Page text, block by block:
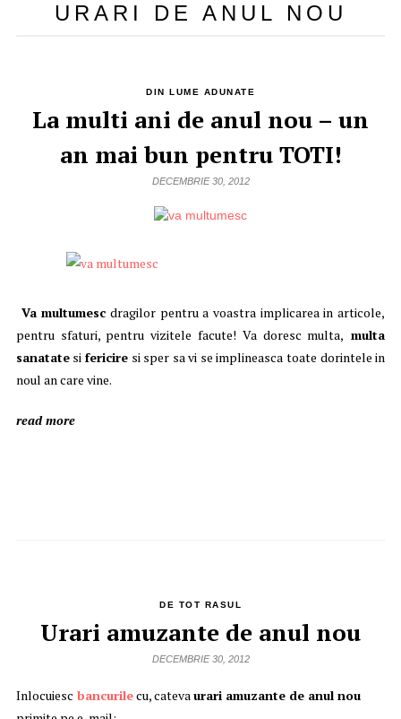
URARI DE ANUL NOU
DIN LUME ADUNATE
La multi ani de anul nou – un
an mai bun pentru TOTI!
DECEMBRIE 30, 2012
Va multumesc dragilor pentru a voastra implicarea in articole,
pentru sfaturi, pentru vizitele facute! Va doresc multa, multa
sanatatesifericire si sper sa vi se implineasca toate dorintele in
noul an care vine.
read more
DE TOT RASUL
Urari amuzante de anul nou
DECEMBRIE 30, 2012
Inlocuiesc bancurilecu, catevaurari amuzante de anul nou